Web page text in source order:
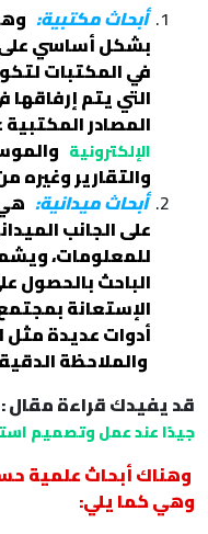
أبحاث مكتبية:
بشكل أساسي
في المكتبات
التي يتم
المصادر
الإلكترونية
والتقارير وغيره
أبحاث ميدانية:
على الجانب
للمعلومات،
الباحث بالحصول
الإستعانة
أدوات عديدة مثل
والملاحظة
قد يفيدك قراءة مقال :
جيدًا عند عمل وتصميم
وهناك أبحاث علمية
وهي كما يلي: